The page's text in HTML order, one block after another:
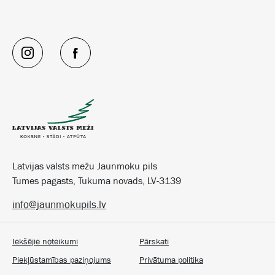
Latvijas valsts mežu Jaunmoku pils
Tumes pagasts, Tukuma novads, LV-3139
Iekšējie noteikumi
Pārskati
Piekļūstamības paziņojums
Privātuma politika
info@jaunmokupils.lv